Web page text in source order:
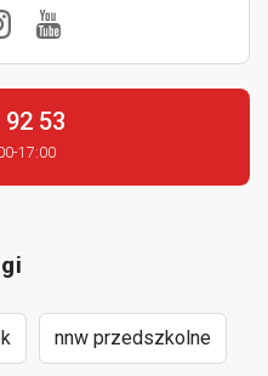
92 53
17:00
nnw przedszkolne